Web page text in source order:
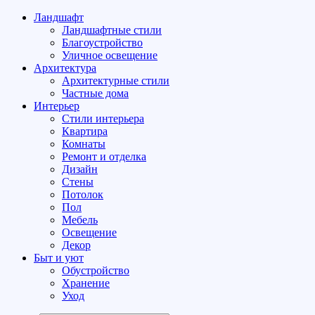
Ландшафт
Ландшафтные стили
Благоустройство
Уличное освещение
Архитектура
Архитектурные стили
Частные дома
Интерьер
Стили интерьера
Квартира
Комнаты
Ремонт и отделка
Дизайн
Стены
Потолок
Пол
Мебель
Освещение
Декор
Быт и уют
Обустройство
Хранение
Уход